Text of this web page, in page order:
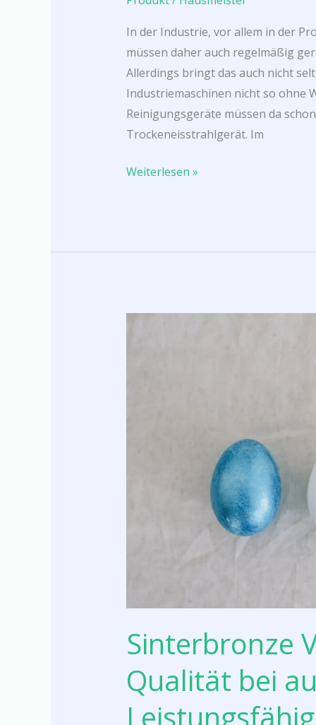
In der Industrie, vor allem in der
müssen daher auch regelmäßig
Allerdings bringt das auch nicht
Industriemaschinen nicht so ohne
Reinigungsgeräte müssen da
Trockeneisstrahlgerät. Im
Weiterlesen »
Sinterbronze
Qualität bei
außergewöhnlicher
Leistungsfähigkeit